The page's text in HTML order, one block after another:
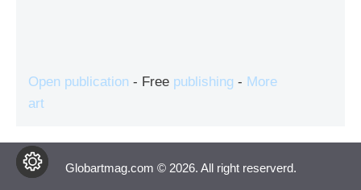
Open publication - Free publishing - More
art
Globartmag.com © 2026. All right reserverd.